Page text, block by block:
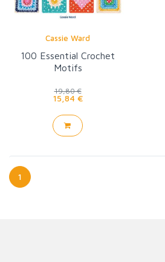
Cassie Ward
100 Essential Crochet
Motifs
19,80 €
15,84 €
1